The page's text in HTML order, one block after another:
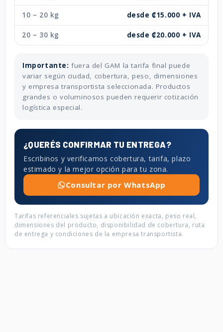
10 – 20 kg desde ₡15.000 + IVA
20 – 30 kg desde ₡20.000 + IVA
Importante: fuera del GAM la tarifa final puede
variar según ciudad, cobertura, peso, dimensiones
y empresa transportista seleccionada. Productos
grandes o voluminosos pueden requerir cotización
logística especial.
¿QUERÉS CONFIRMAR TU ENTREGA?
Escribinos y verificamos cobertura, tarifa, plazo
estimado y la mejor opción para tu zona.
Consultar por WhatsApp
Tarifas referenciales sujetas a ubicación exacta, peso real,
dimensiones del producto, disponibilidad de cobertura, ruta
de entrega y condiciones de la empresa transportista.